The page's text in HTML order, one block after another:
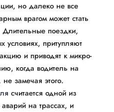
но далеко не все
врагом может стать
поездки,
условиях, притупляют
и приводят к микро-
когда водитель на
замечая этого.
считается одной из
на трассах, и